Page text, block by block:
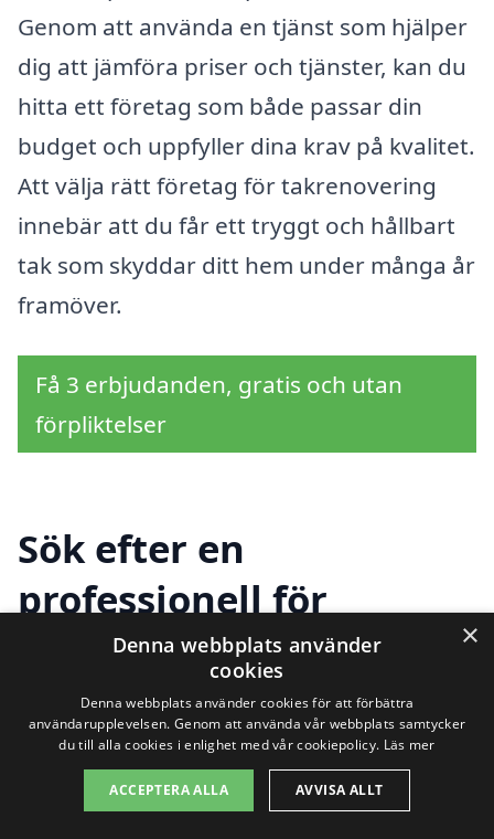
Genom att använda en tjänst som hjälper
dig att jämföra priser och tjänster, kan du
hitta ett företag som både passar din
budget och uppfyller dina krav på kvalitet.
Att välja rätt företag för takrenovering
innebär att du får ett tryggt och hållbart
tak som skyddar ditt hem under många år
framöver.
Få 3 erbjudanden, gratis och utan
förpliktelser
Sök efter en
professionell för
takrenovering i andra
städer nära Vimmerby
Att hitta rätt hjälp för takrenovering i
×
Denna webbplats använder
cookies
Denna webbplats använder cookies för att förbättra
användarupplevelsen. Genom att använda vår webbplats samtycker
du till alla cookies i enlighet med vår cookiepolicy. Läs mer
ACCEPTERA ALLA AVVISA ALLT